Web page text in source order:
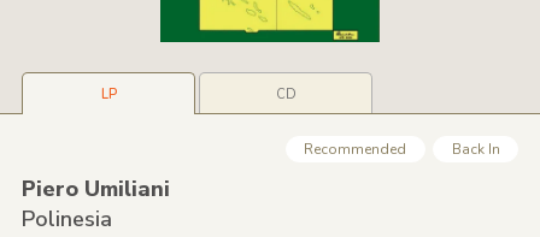
LP CD
Recommended Back In
Piero Umiliani
Polinesia